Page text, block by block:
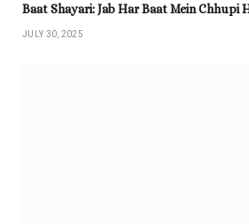
Baat Shayari: Jab Har Baat Mein Chhupi
JULY 30, 2025